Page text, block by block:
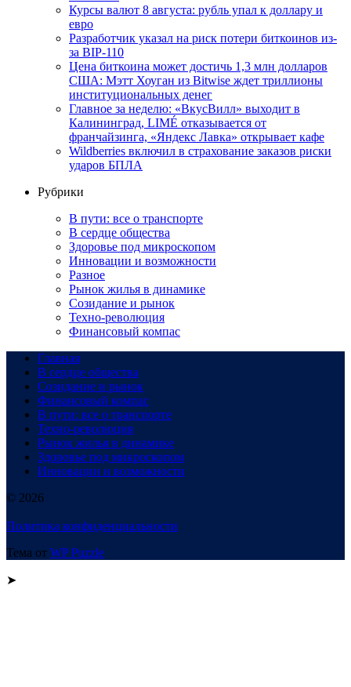
Курсы валют 8 августа: рубль упал к доллару и
евро
Разработчик указал на риск потери биткоинов из-
за BIP-110
Цена биткоина может достичь 1,3 млн долларов
США: Мэтт Хоуган из Bitwise ждет триллионы
институциональных денег
Главное за неделю: «ВкусВилл» выходит в
Калининград, LIMÉ отказывается от
франчайзинга, «Яндекс Лавка» открывает кафе
Wildberries включил в страхование заказов риски
ударов БПЛА
Рубрики
В пути: все о транспорте
В сердце общества
Здоровье под микроскопом
Инновации и возможности
Разное
Рынок жилья в динамике
Созидание и рынок
Техно-революция
Финансовый компас
Главная
В сердце общества
Созидание и рынок
Финансовый компас
В пути: все о транспорте
Техно-революция
Рынок жилья в динамике
Здоровье под микроскопом
Инновации и возможности
© 2026
Политика конфиденциальности
Тема от WP Puzzle
➤